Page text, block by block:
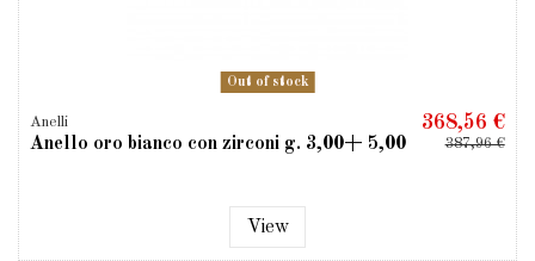
Out of stock
Anelli
Anello oro bianco con zirconi g. 3,00+ 5,00
368,56 €
387,96 €
View